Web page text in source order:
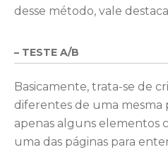
desse método, vale
– TESTE A/B
Basicamente, trata-se de
diferentes de uma mesma
apenas alguns elementos
uma das páginas para